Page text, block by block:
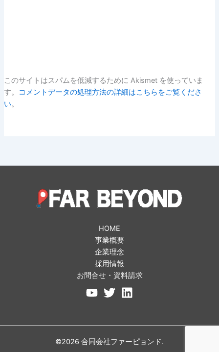
このサイトはスパムを低減するために Akismet を使っていま
す。
コメントデータの処理方法の詳細はこちらをご覧くださ
い。
HOME
事業概要
企業理念
採用情報
お問合せ・資料請求
©2026 合同会社ファーピョンド.